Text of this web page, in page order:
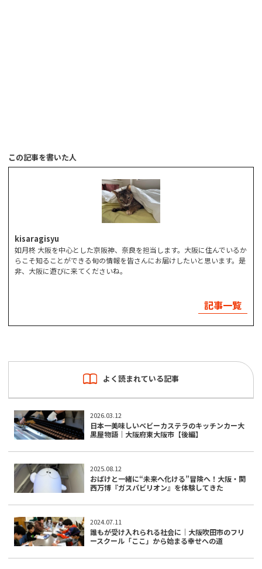
この記事を書いた人
kisaragisyu
如月柊 大阪を中心とした京阪神、奈良を担当します。大阪に住んでいるか
らこそ知ることができる旬の情報を皆さんにお届けしたいと思います。是
非、大阪に遊びに来てくださいね。
記事一覧
よく読まれている記事
2026.03.12
日本一美味しいベビーカステラのキッチンカー大
黒屋物語｜大阪府東大阪市【後編】
2025.08.12
おばけと一緒に“未来へ化ける”冒険へ！大阪・関
西万博『ガスパビリオン』を体験してきた
2024.07.11
誰もが受け入れられる社会に｜大阪吹田市のフリ
ースクール「ここ」から始まる幸せへの道